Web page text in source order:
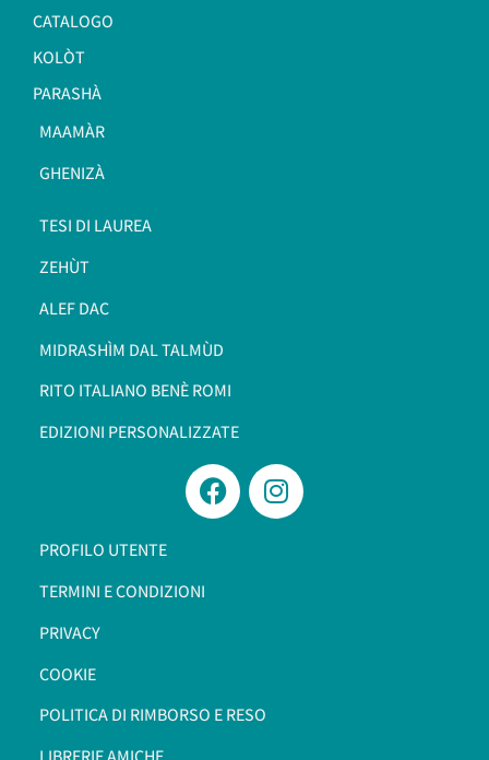
CATALOGO
KOLÒT
PARASHÀ
MAAMÀR
GHENIZÀ
TESI DI LAUREA
ZEHÙT
ALEF DAC
MIDRASHÌM DAL TALMÙD
RITO ITALIANO BENÈ ROMI​
EDIZIONI PERSONALIZZATE
PROFILO UTENTE
TERMINI E CONDIZIONI
PRIVACY
COOKIE
POLITICA DI RIMBORSO E RESO